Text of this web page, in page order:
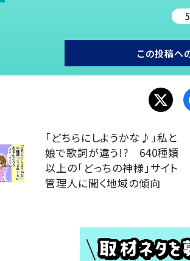
この投稿へ
「どちらにしようかな♪」私と
娘で歌詞が違う!? 640種類
以上の「どっちの神様」サイト
管理人に聞く地域の傾向